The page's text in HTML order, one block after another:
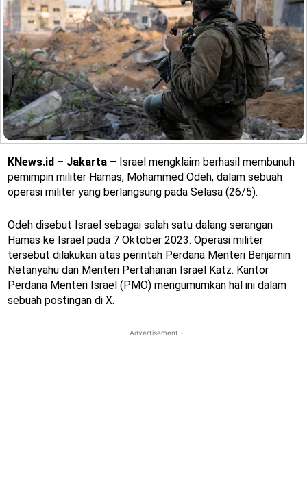
KNews.id – Jakarta – Israel mengklaim berhasil membunuh
pemimpin militer Hamas, Mohammed Odeh, dalam sebuah
operasi militer yang berlangsung pada Selasa (26/5).
Odeh disebut Israel sebagai salah satu dalang serangan
Hamas ke Israel pada 7 Oktober 2023. Operasi militer
tersebut dilakukan atas perintah Perdana Menteri Benjamin
Netanyahu dan Menteri Pertahanan Israel Katz. Kantor
Perdana Menteri Israel (PMO) mengumumkan hal ini dalam
sebuah postingan di X.
- Advertisement -